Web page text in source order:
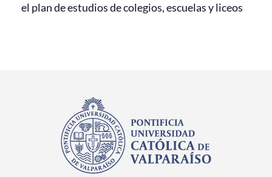
el plan de estudios de colegios, escuelas y liceos